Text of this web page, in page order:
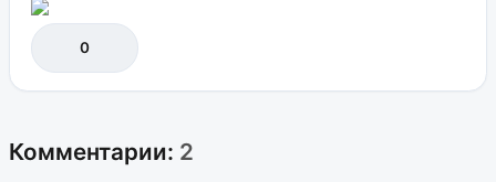
0
Комментарии: 2